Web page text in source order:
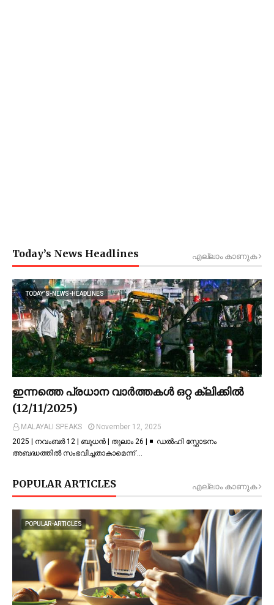
Today’s News Headlines എല്ലാം കാണുക
TODAY’S-NEWS-HEADLINES
ഇന്നത്തെ പ്രധാന വാർത്തകൾ ഒറ്റ ക്ലിക്കിൽ
(12/11/2025)
MALAYALI SPEAKS
November 12, 2025
2025 | നവംബർ 12 | ബുധൻ | തുലാം 26 | ◾ ഡല്‍ഹി സ്ഫോടനം
അബദ്ധത്തില്‍ സംഭവിച്ചതാകാമെന്ന് …
POPULAR ARTICLES എല്ലാം കാണുക
POPULAR-ARTICLES